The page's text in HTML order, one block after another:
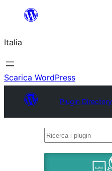
contenuto
Italia
Scarica WordPress
Plugin Directory
Ricerca